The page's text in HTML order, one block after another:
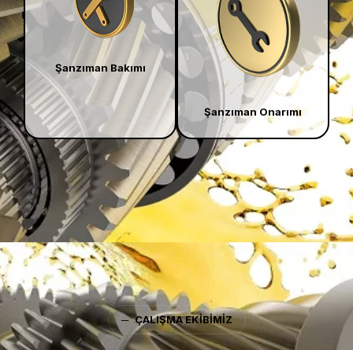
Şanzıman Bakımı
ŞanzımanOnarımı
─ ÇALIŞMA EKİBİMİZ